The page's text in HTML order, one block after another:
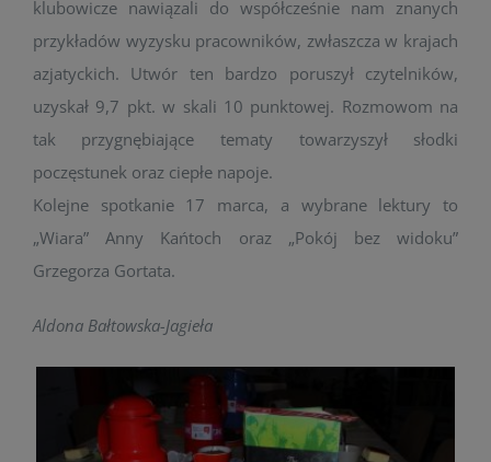
klubowicze nawiązali do współcześnie nam znanych
przykładów wyzysku pracowników, zwłaszcza w krajach
azjatyckich. Utwór ten bardzo poruszył czytelników,
uzyskał 9,7 pkt. w skali 10 punktowej. Rozmowom na
tak przygnębiające tematy towarzyszył słodki
poczęstunek oraz ciepłe napoje.
Kolejne spotkanie 17 marca, a wybrane lektury to
„Wiara” Anny Kańtoch oraz „Pokój bez widoku”
Grzegorza Gortata.
Aldona Bałtowska-Jagieła